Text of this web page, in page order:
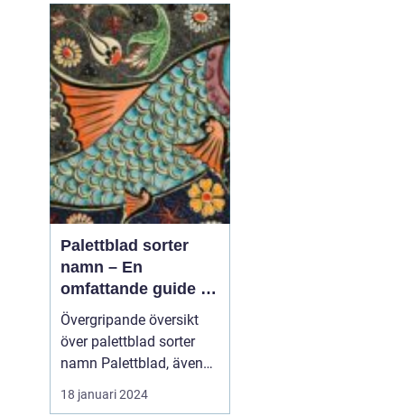
och diskutera de
historiska för- och
nackdelarna med olika
metoder. Vi kommer
också att inkludera
kvantitativa mätn...
Palettblad sorter
namn – En
omfattande guide till
populära och unika
sorter
Övergripande översikt
över palettblad sorter
namn Palettblad, även
känt som Coleus, är en
populär växt som lockar
18 januari 2024